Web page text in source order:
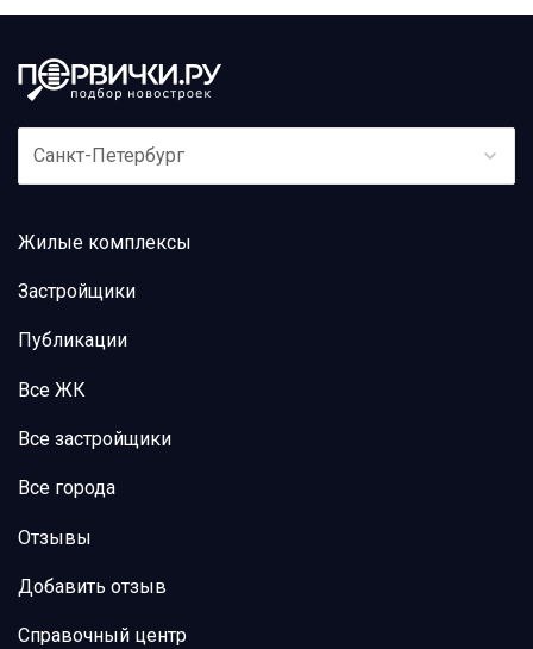
Санкт-Петербург
Жилые комплексы
Застройщики
Публикации
Все ЖК
Все застройщики
Все города
Отзывы
Добавить отзыв
Справочный центр